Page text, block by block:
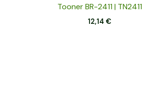
Tooner BR-2411 | TN2411
12,14€